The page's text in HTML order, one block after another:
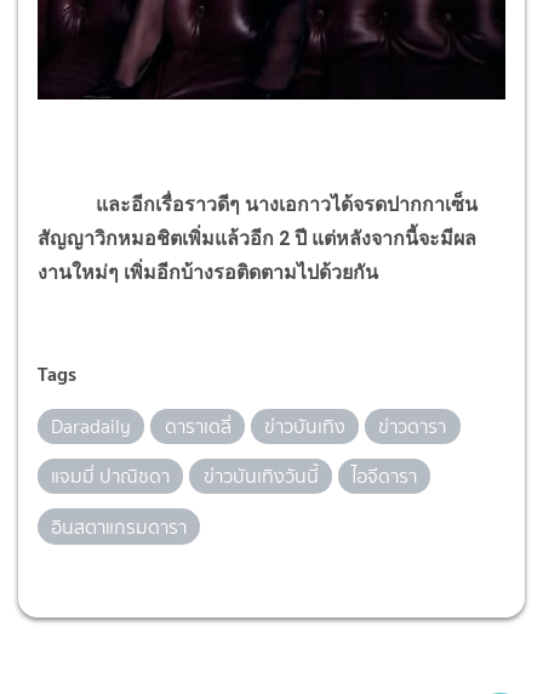
และอีกเรื่อราวดีๆ นางเอกาวได้จรดปากกาเซ็น
สัญญาวิกหมอชิตเพิ่มแล้วอีก 2 ปี แต่หลังจากนี้จะมีผล
งานใหม่ๆ เพิ่มอีกบ้างรอติดตามไปด้วยกัน
Tags
Daradaily ดาราเดลี่ ข่าวบันเทิง
ข่าวดารา
แจมมี่ ปาณิชดา
ข่าวบันเทิงวันนี้
ไอจีดารา
อินสตาแกรมดารา